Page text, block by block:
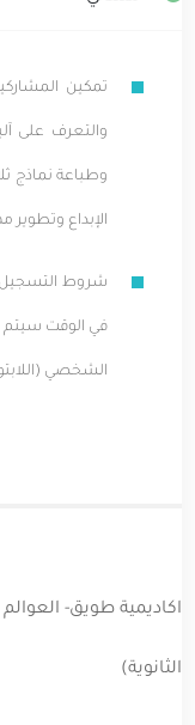
تمكين
والتعرف على
وطباعة نماذج
الإبداع وتطوير
الشخصي (اللابتوب) 3- يجب على المتقدم
الثانوية)